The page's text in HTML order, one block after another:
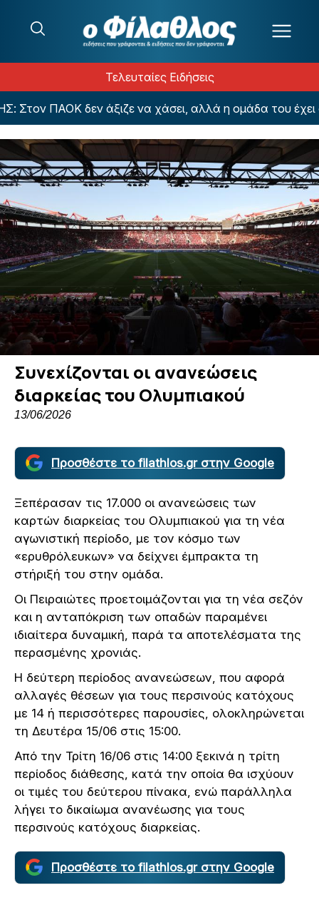
Τελευταίες Ειδήσεις
ΠΑΟΚ δεν άξιζε να χάσει, αλλά η ομάδα του έχει
Συνεχίζονται οι ανανεώσεις
διαρκείας του Ολυμπιακού
13/06/2026
Προσθέστε το filathlos.gr στην Google
Ξεπέρασαν τις 17.000 οι ανανεώσεις των
καρτών διαρκείας του Ολυμπιακού για τη νέα
αγωνιστική περίοδο, με τον κόσμο των
«ερυθρόλευκων» να δείχνει έμπρακτα τη
στήριξή του στην ομάδα.
Οι Πειραιώτες προετοιμάζονται για τη νέα σεζόν
και η ανταπόκριση των οπαδών παραμένει
ιδιαίτερα δυναμική, παρά τα αποτελέσματα της
περασμένης χρονιάς.
Η δεύτερη περίοδος ανανεώσεων, που αφορά
αλλαγές θέσεων για τους περσινούς κατόχους
με 14 ή περισσότερες παρουσίες, ολοκληρώνεται
τη Δευτέρα 15/06 στις 15:00.
Από την Τρίτη 16/06 στις 14:00 ξεκινά η τρίτη
περίοδος διάθεσης, κατά την οποία θα ισχύουν
οι τιμές του δεύτερου πίνακα, ενώ παράλληλα
λήγει το δικαίωμα ανανέωσης για τους
περσινούς κατόχους διαρκείας.
Προσθέστε το filathlos.gr στην Google